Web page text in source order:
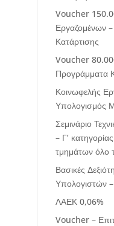
Voucher
Εργαζομένων
Κατάρτισης
Voucher
Προγράμματα
Κοινωφελής
Υπολογισμός
Σεμινάριο
– Γ’
τμημάτων όλο
Βασικές
Υπολογιστών
ΛΑΕΚ 0,06%
Voucher –